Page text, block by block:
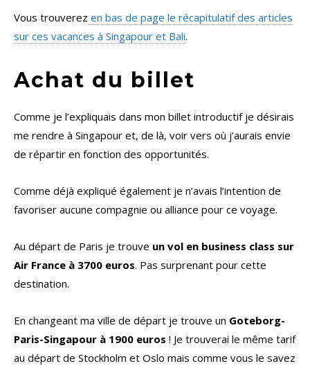
Vous trouverez en bas de page le récapitulatif des articles
sur ces vacances à Singapour et Bali.
Achat du billet
Comme je l’expliquais dans mon billet introductif je désirais
me rendre à Singapour et, de là, voir vers où j’aurais envie
de répartir en fonction des opportunités.
Comme déjà expliqué également je n’avais l’intention de
favoriser aucune compagnie ou alliance pour ce voyage.
Au départ de Paris je trouve un vol en business class sur
Air France à 3700 euros. Pas surprenant pour cette
destination.
En changeant ma ville de départ je trouve un Goteborg-
Paris-Singapour à 1900 euros ! Je trouverai le même tarif
au départ de Stockholm et Oslo mais comme vous le savez